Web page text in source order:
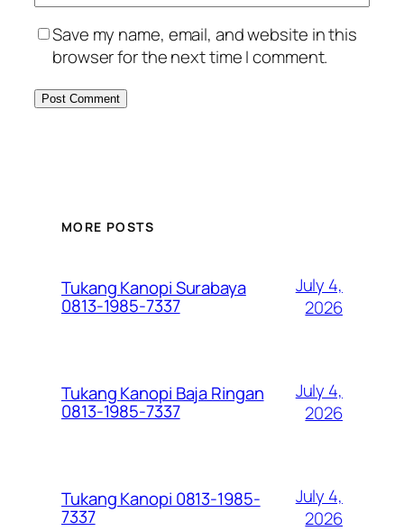
Save my name, email, and website in this
browser for the next time I comment.
MORE POSTS
Tukang Kanopi Surabaya
0813-1985-7337
July 4,
2026
Tukang Kanopi Baja Ringan
0813-1985-7337
July 4,
2026
Tukang Kanopi 0813-1985-
7337
July 4,
2026